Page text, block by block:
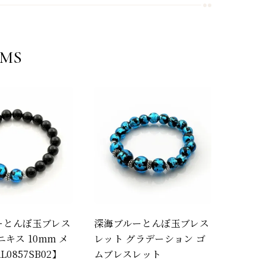
んぼ玉ブレス
キス 10mm メ
】
深海ブルーとんぼ玉ブレス
レット グラデーション ゴ
ムブレスレット